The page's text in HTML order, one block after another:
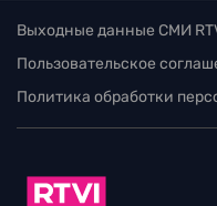
Выходные данные СМИ
Пользовательское
Политика обработки